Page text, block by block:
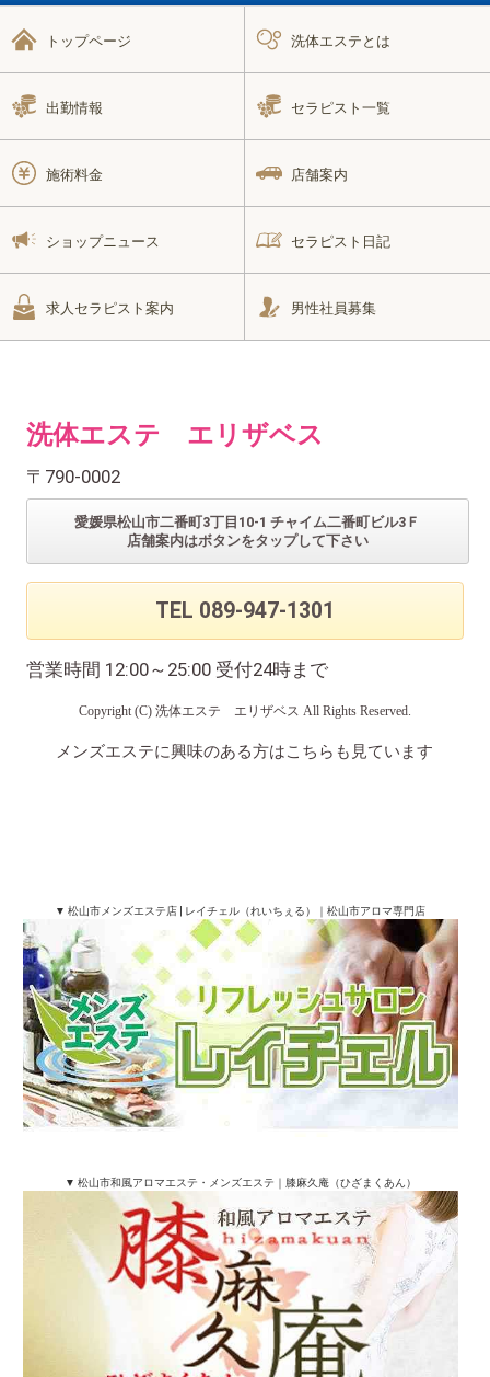
トップページ 洗体エステとは
出勤情報 セラピスト一覧
施術料金 店舗案内
ショップニュース セラピスト日記
求人セラピスト案内 男性社員募集
洗体エステ エリザベス
〒790-0002
愛媛県松山市二番町3丁目10-1 チャイム二番町ビル3Ｆ
店舗案内はボタンをタップして下さい
TEL 089-947-1301
営業時間 12:00～25:00 受付24時まで
Copyright (C) 洗体エステ エリザベス All Rights Reserved.
メンズエステに興味のある方はこちらも見ています
▼ 松山市メンズエステ店 | レイチェル（れいちぇる）｜松山市アロマ専門店
▼ 松山市和風アロマエステ・メンズエステ｜膝麻久庵（ひざまくあん）